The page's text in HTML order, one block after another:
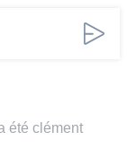
été clément